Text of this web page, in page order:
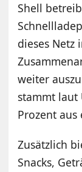
Shell
dieses Netz
weiter
stammt laut
Prozent
Zusätzlich
Snacks,